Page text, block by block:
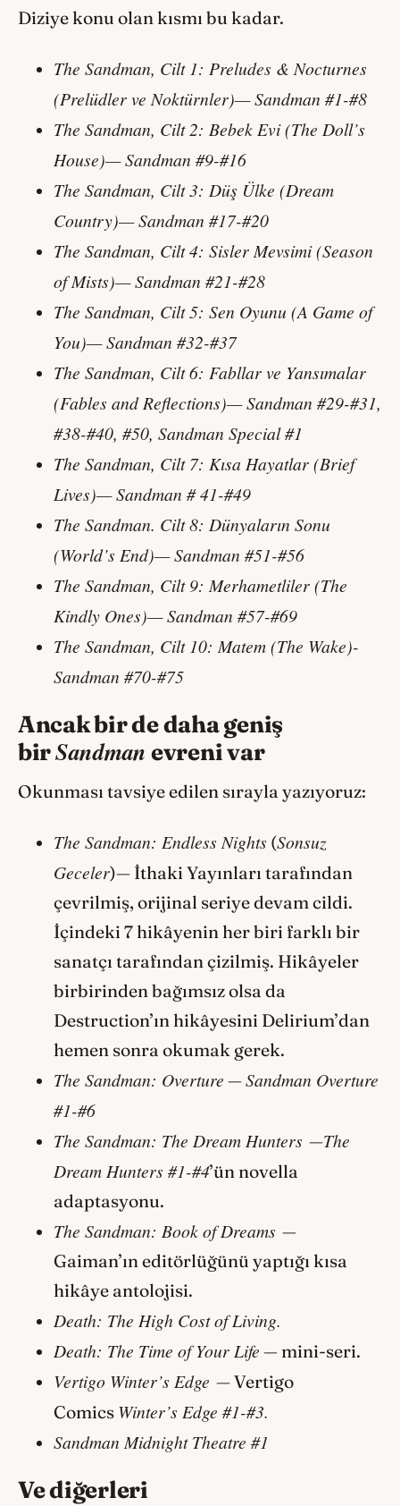
Diziye konu olan kısmı bu kadar.
The Sandman, Cilt 1: Preludes & Nocturnes
(Prelüdler ve Noktürnler)— Sandman #1-#8
The Sandman, Cilt 2: Bebek Evi (The Doll’s
House)— Sandman #9-#16
The Sandman, Cilt 3: Düş Ülke (Dream
Country)— Sandman #17-#20
The Sandman, Cilt 4: Sisler Mevsimi (Season
of Mists)— Sandman #21-#28
The Sandman, Cilt 5: Sen Oyunu (A Game of
You)— Sandman #32-#37
The Sandman, Cilt 6: Fabllar ve Yansımalar
(Fables and Reflections)— Sandman #29-#31,
#38-#40, #50, Sandman Special #1
The Sandman, Cilt 7: Kısa Hayatlar (Brief
Lives)— Sandman # 41-#49
The Sandman. Cilt 8: Dünyaların Sonu
(World’s End)— Sandman #51-#56
The Sandman, Cilt 9: Merhametliler (The
Kindly Ones)— Sandman #57-#69
The Sandman, Cilt 10: Matem (The Wake)-
Sandman #70-#75
Ancak bir de daha geniş
birSandman evreni var
Okunması tavsiye edilen sırayla yazıyoruz:
The Sandman: Endless Nights (Sonsuz
Geceler)— İthaki Yayınları tarafından
çevrilmiş, orijinal seriye devam cildi.
İçindeki 7 hikâyenin her biri farklı bir
sanatçı tarafından çizilmiş. Hikâyeler
birbirinden bağımsız olsa da
Destruction’ın hikâyesini Delirium’dan
hemen sonra okumak gerek.
The Sandman: Overture —Sandman Overture
#1-#6
The Sandman: The Dream Hunters —The
Dream Hunters #1-#4’ün novella
adaptasyonu.
The Sandman: Book of Dreams —
Gaiman’ın editörlüğünü yaptığı kısa
hikâye antolojisi.
Death: The High Cost of Living.
Death: The Time of Your Life — mini-seri.
Vertigo Winter’s Edge — Vertigo
Comics Winter’s Edge #1-#3.
Sandman Midnight Theatre #1
Ve diğerleri